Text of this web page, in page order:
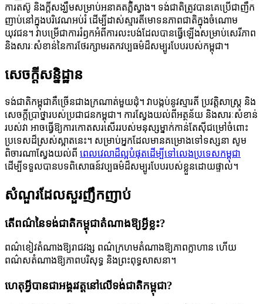
ការ​តស៊ូ និង​ក្តី​សង្ឃឹម​សម្រាប់​អនាគត​ភ្លឺស្វាង។ ទង់ជាតិ​ត្រូវ​បាន​គេ​ប្រើ​ជា​ញឹក​
ញាប់​នៅ​ក្នុង​បរិវេណ​អប់រំ ដើម្បី​ដាស់​ស្មារតី​មោទនភាព​ជាតិ​ក្នុង​ចំណោម​
យុវជន។ វា​បម្រើ​ជា​ការ​រំឭក​អំពី​ការ​លះបង់​ដែល​បាន​ធ្វើ​ឡើង​សម្រាប់​សេរីភាព
និង​សារៈសំខាន់​នៃ​ការ​ថែរក្សា​មរតក​វប្បធម៌​ដ៏​សម្បូរ​បែប​របស់​កម្ពុជា។
សេចក្តីសន្និដ្ឋាន
ទង់ជាតិកម្ពុជាគឺច្រើនជាងក្រណាត់មួយដុំ។ វាបង្កប់នូវស្មារតី ប្រវត្តិសាស្ត្រ និង
សេចក្តីប្រាថ្នារបស់ប្រជាជនកម្ពុជា។ ការស្វែងយល់ពីអត្ថន័យ និងសារៈសំខាន់
របស់វា អាចធ្វើឱ្យការកោតសរសើររបស់មនុស្សម្នាក់កាន់តែស៊ីជម្រៅចំពោះ
ប្រទេសដ៏ស្រស់ស្អាតនេះ។ សម្រាប់​អ្នក​ដែល​មាន​គម្រោង​ទៅ​ទស្សនា សូម​
ពិចារណា​ស្វែង​យល់​ពី ពេលវេលាដ៏ល្អបំផុតដើម្បីទៅលេងប្រទេសកម្ពុជា
ដើម្បី​ទទួល​បាន​បទពិសោធន៍​វប្បធម៌​ដ៏​សម្បូរ​បែប​របស់​ខ្លួន​ដោយ​ផ្ទាល់។
សំណួរដែលសួរញឹកញាប់
តើពណ៌នៃទង់ជាតិកម្ពុជាតំណាងឱ្យអ្វីខ្លះ?
ពណ៌ខៀវតំណាងឱ្យរាជវង្ស ពណ៌ក្រហមតំណាងឱ្យភាពក្លាហាន ហើយ
ពណ៌សតំណាងឱ្យភាពបរិសុទ្ធ និងព្រះពុទ្ធសាសនា។
ហេតុអ្វីបានជាអង្គរវត្តនៅលើទង់ជាតិកម្ពុជា?